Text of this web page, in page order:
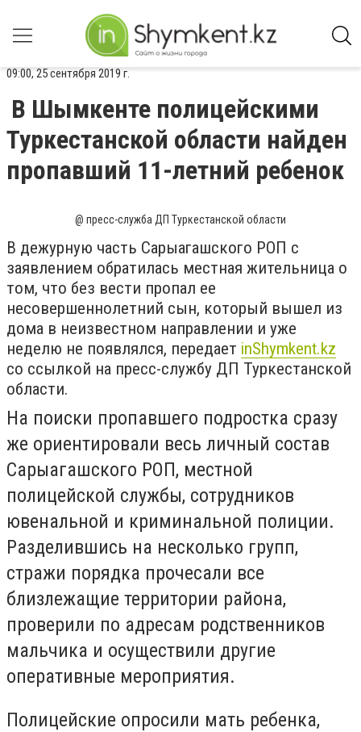
09:00, 25 сентября 2019 г.
В Шымкенте полицейскими
Туркестанской области найден
пропавший 11-летний ребенок
@ пресс-служба ДП Туркестанской области
В дежурную часть Сарыагашского РОП с
заявлением обратилась местная жительница о
том, что без вести пропал ее
несовершеннолетний сын, который вышел из
дома в неизвестном направлении и уже
неделю не появлялся, передает inShymkent.kz
со ссылкой на пресс-службу ДП Туркестанской
области.
На поиски пропавшего подростка сразу
же ориентировали весь личный состав
Сарыагашского РОП, местной
полицейской службы, сотрудников
ювенальной и криминальной полиции.
Разделившись на несколько групп,
стражи порядка прочесали все
близлежащие территории района,
проверили по адресам родственников
мальчика и осуществили другие
оперативные мероприятия.
Полицейские опросили мать ребенка,